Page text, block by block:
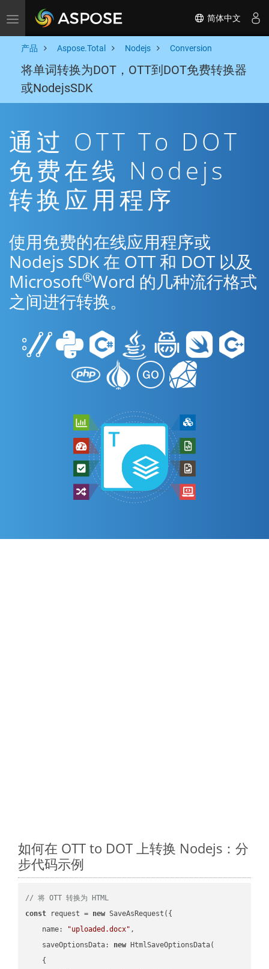
Toggle navigation 简体中文
产品 Aspose.Total Nodejs Conversion
将单词转换为DOT，OTT到DOT免费转换器
或NodejsSDK
通过 OTT To DOT
免费在线 Nodejs
转换应用程序
使用免费的在线应用程序或
Nodejs SDK 在 OTT 和 DOT 以及
Microsoft®Word 的几种流行格式
之间进行转换。
如何在 OTT to DOT 上转换 Nodejs：分
步代码示例
// 将 OTT 转换为 HTML
const request = new SaveAsRequest({
name: "uploaded.docx" ,
saveOptionsData: new HtmlSaveOptionsData(
    {